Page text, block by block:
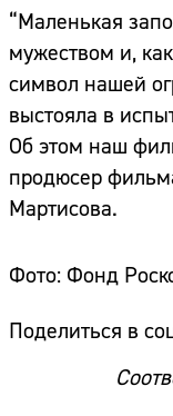
“Маленькая
мужеством и,
символ нашей
выстояла в
Об этом наш
продюсер
Мартисова.
Фото: Фонд
Поделиться в